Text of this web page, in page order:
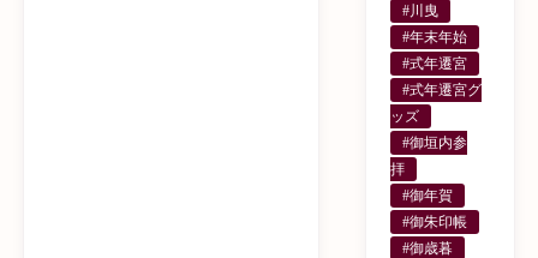
#川曳
#年末年始
#式年遷宮
#式年遷宮グ
ッズ
#御垣内参
拝
#御年賀
#御朱印帳
#御歳暮